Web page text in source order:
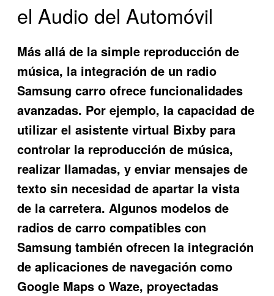
el Audio del Automóvil
Más allá de la simple reproducción de
música, la integración de un radio
Samsung carro ofrece funcionalidades
avanzadas. Por ejemplo, la capacidad de
utilizar el asistente virtual Bixby para
controlar la reproducción de música,
realizar llamadas, y enviar mensajes de
texto sin necesidad de apartar la vista
de la carretera. Algunos modelos de
radios de carro compatibles con
Samsung también ofrecen la integración
de aplicaciones de navegación como
Google Maps o Waze, proyectadas